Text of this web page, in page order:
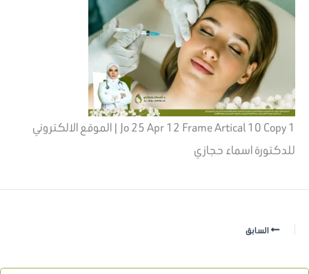
Jo 25 Apr 12 Frame Artical 10 Copy 1 | الموقع الالكتروني
للدكتورة اسماء حجازي
السابق